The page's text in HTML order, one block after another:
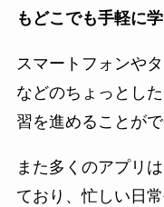
もどこでも手軽に
スマートフォンや
などのちょっとし
習を進めることがで
また多くのアプリ
ており、忙しい日